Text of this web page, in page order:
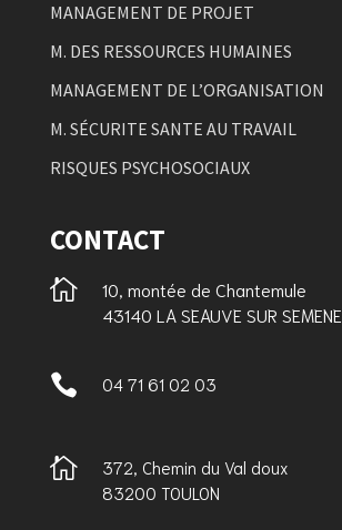
MANAGEMENT DE PROJET
M. DES RESSOURCES HUMAINES
MANAGEMENT DE L’ORGANISATION
M. SÉCURITE SANTE AU TRAVAIL
RISQUES PSYCHOSOCIAUX
CONTACT

10, montée de Chantemule
43140 LA SEAUVE SUR SEMENE
 04 71 61 02 03

372, Chemin du Val doux
83200 TOULON